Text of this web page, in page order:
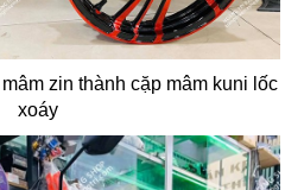
zin thành cặp mâm kuni lốc
xoáy